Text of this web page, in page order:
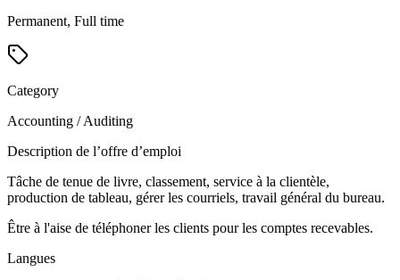
Permanent, Full time
Category
Accounting / Auditing
Description de l’offre d’emploi
Tâche de tenue de livre, classement, service à la clientèle,
production de tableau, gérer les courriels, travail général du bureau.
Être à l'aise de téléphoner les clients pour les comptes recevables.
Langues